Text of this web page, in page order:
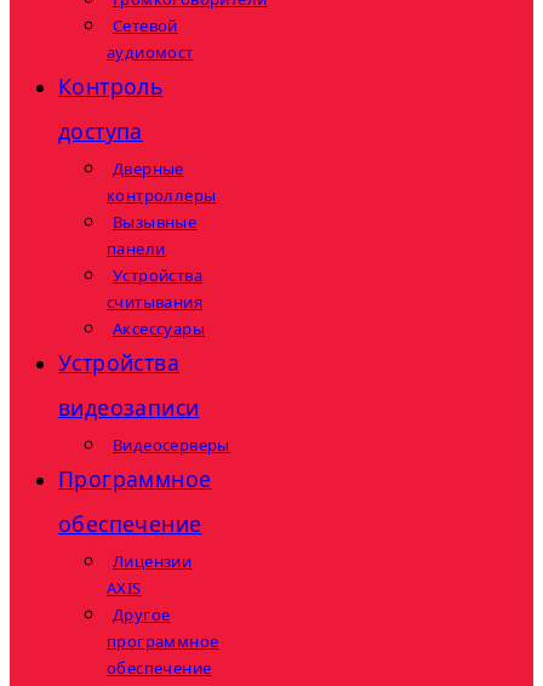
Сетевой
аудиомост
Контроль
доступа
Дверные
контроллеры
Вызывные
панели
Устройства
считывания
Аксессуары
Устройства
видеозаписи
Видеосерверы
Программное
обеспечение
Лицензии
AXIS
Другое
программное
обеспечение